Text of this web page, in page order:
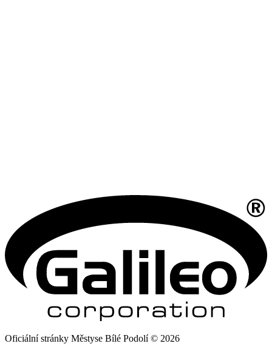
Oficiální stránky Městyse Bílé Podolí © 2026